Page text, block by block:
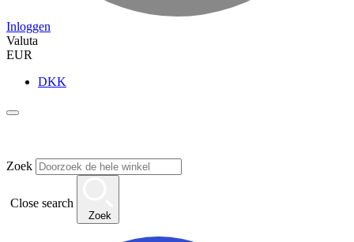
Inloggen
Valuta
EUR
DKK
Zoek
Close search
Zoek